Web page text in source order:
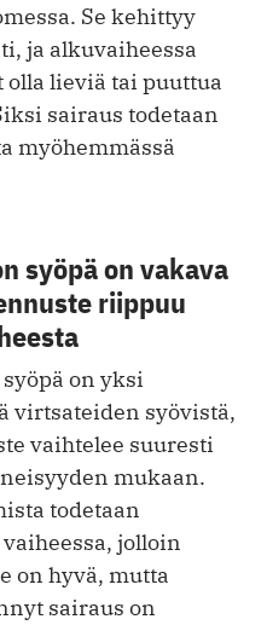
Se kehittyy
ja alkuvaiheessa
olla lieviä tai puuttua
sairaus todetaan
myöhemmässä
syöpä on vakava
riippuu
on yksi
virtsateiden syövistä,
vaihtelee suuresti
mukaan.
todetaan
jolloin
on hyvä, mutta
sairaus on